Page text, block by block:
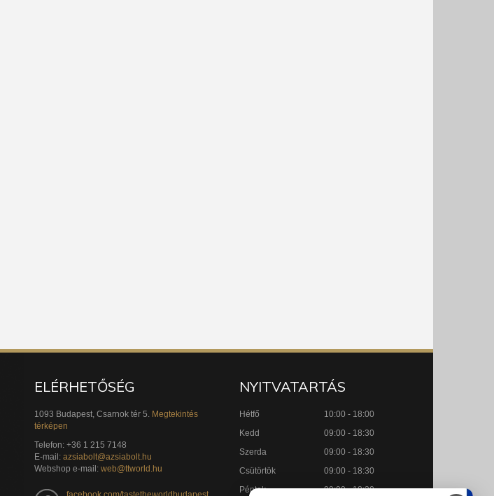
ELÉRHETŐSÉG
1093 Budapest, Csarnok tér 5. Megtekintés
térképen
Telefon: +36 1 215 7148
E-mail: azsiabolt@azsiabolt.hu
Webshop e-mail: web@ttworld.hu
NYITVATARTÁS
Hétfő
10:00 - 18:00
Kedd
09:00 - 18:30
Szerda
09:00 - 18:30
Csütörtök
09:00 - 18:30
Péntek
09:00 - 18:30